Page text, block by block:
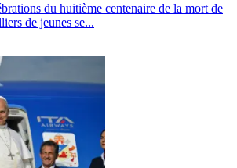
du huitième centenaire de la mort de
de jeunes se...